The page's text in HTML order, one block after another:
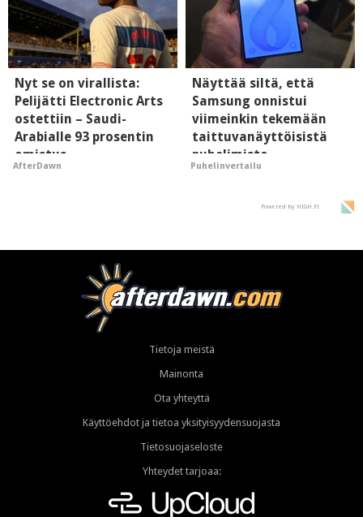
Nyt se on virallista:
Pelijätti Electronic Arts
ostettiin – Saudi-
Arabialle 93 prosentin
omistus
AfterDawn
Näyttää siltä, että
Samsung onnistui
viimeinkin tekemään
taittuvanäyttöisistä
puhelimista
supersuosittuja
Puhelinvertailu
Powered by HIGH.FI
Tietoja meistä
Mainonta
Ota yhteyttä
Käyttöehdot ja tietoa yksityisyydensuojasta
Tietosuojaseloste
Yhteydet tarjoaa: